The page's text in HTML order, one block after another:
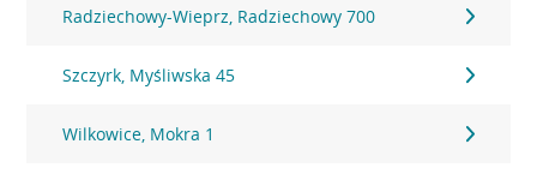
Radziechowy-Wieprz, Radziechowy 700
Szczyrk, Myśliwska 45
Wilkowice, Mokra 1